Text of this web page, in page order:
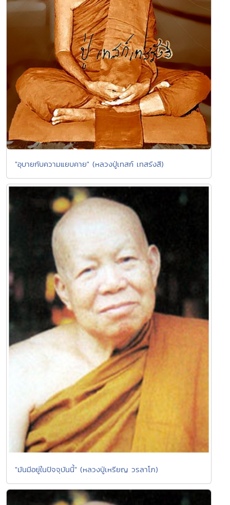
"อุบายกับความแยบคาย" (หลวงปู่เทสก์ เทสรังสี)
"มันมีอยู่ในปัจจุบันนี้" (หลวงปู่เหรียญ วรลาโภ)